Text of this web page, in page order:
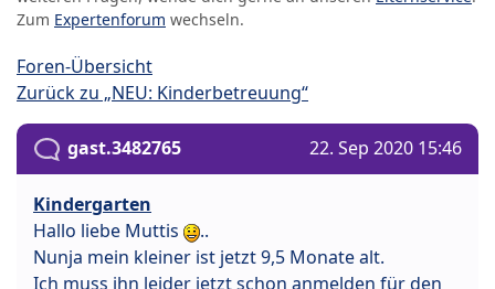
Zum Expertenforum wechseln.
Foren-Übersicht
Zurück zu „NEU: Kinderbetreuung“
gast.3482765 22. Sep 2020 15:46
Kindergarten
Hallo liebe Muttis
..
Nunja mein kleiner ist jetzt 9,5 Monate alt.
Ich muss ihn leider jetzt schon anmelden für den